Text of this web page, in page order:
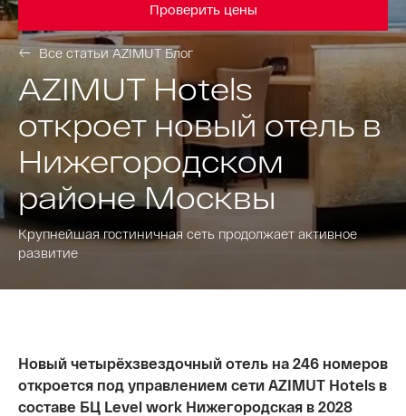
Проверить цены
Все статьи AZIMUT Блог
AZIMUT Hotels
откроет новый отель в
Нижегородском
районе Москвы
Крупнейшая гостиничная сеть продолжает активное
развитие
Новый четырёхзвездочный отель на 246 номеров
откроется под управлением сети AZIMUT Hotels в
составе БЦ Level work Нижегородская в 2028